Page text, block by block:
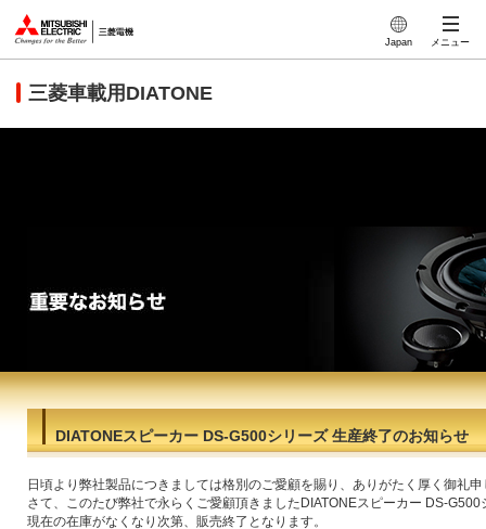
Japan メニュー
三菱車載用DIATONE
DIATONEスピーカー DS-G500シリーズ 生産終了のお知らせ
日頃より弊社製品につきましては格別のご愛顧を賜り、ありがたく厚く御礼
さて、このたび弊社で永らくご愛顧頂きましたDIATONEスピーカー DS-
現在の在庫がなくなり次第、販売終了となります。